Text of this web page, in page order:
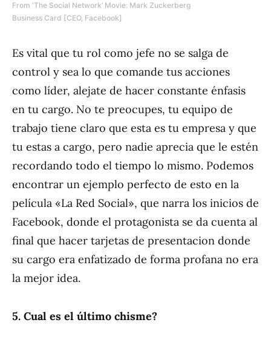
From ‘The Social Network’ Movie: Mark Zuckerberg
Business Card [CEO, Facebook]
Es vital que tu rol como jefe no se salga de
control y sea lo que comande tus acciones
como líder, alejate de hacer constante énfasis
en tu cargo. No te preocupes, tu equipo de
trabajo tiene claro que esta es tu empresa y que
tu estas a cargo, pero nadie aprecia que le estén
recordando todo el tiempo lo mismo. Podemos
encontrar un ejemplo perfecto de esto en la
película «La Red Social», que narra los inicios de
Facebook, donde el protagonista se da cuenta al
final que hacer tarjetas de presentacion donde
su cargo era enfatizado de forma profana no era
la mejor idea.
5. Cual es el último chisme?